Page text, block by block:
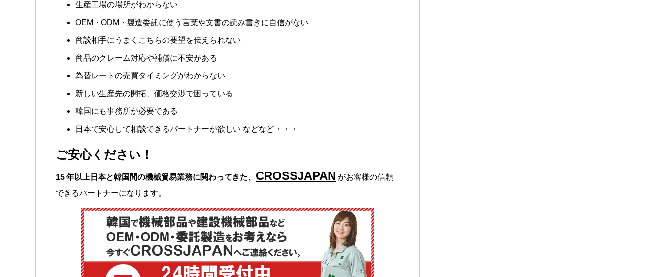
生産工場の場所がわからない
OEM・ODM・製造委託に使う言葉や文書の読み書きに自信がない
商談相手にうまくこちらの要望を伝えられない
商品のクレーム対応や補償に不安がある
為替レートの売買タイミングがわからない
新しい生産先の開拓、価格交渉で困っている
韓国にも事務所が必要である
日本で安心して相談できるパートナーが欲しい などなど・・・
ご安心ください！
15 年以上日本と韓国間の機械貿易業務に関わってきた、 CROSSJAPAN がお客様の信頼
できるパートナーになります。